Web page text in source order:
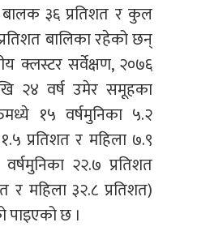
३६ प्रतिशत र कुल
बालिका रहेको छन्
क्लस्टर सर्वेक्षण, २०७६
२४ वर्ष उमेर समूहका
१५ वर्षमुनिका ५.२
प्रतिशत र महिला ७.९
२२.७ प्रतिशत
र महिला ३२.८ प्रतिशत)
पाइएको छ ।